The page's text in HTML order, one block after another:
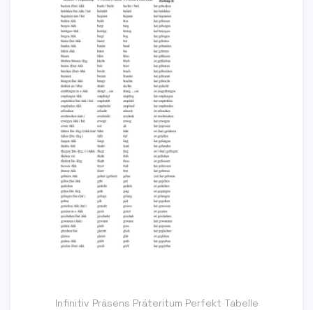
Infinitiv Präsens Präteritum Perfekt Tabelle